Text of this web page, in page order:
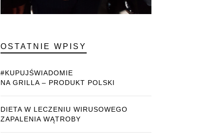
OSTATNIE WPISY
#KUPUJŚWIADOMIE
NA GRILLA – PRODUKT POLSKI
DIETA W LECZENIU WIRUSOWEGO
ZAPALENIA WĄTROBY